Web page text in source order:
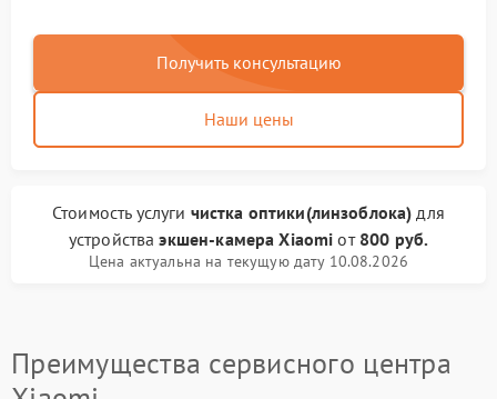
Получить консультацию
Наши цены
Стоимость услуги чистка оптики(линзоблока) для
устройстваэкшен-камера Xiaomi от 800 руб.
Цена актуальна на текущую дату 10.08.2026
Преимущества сервисного центра